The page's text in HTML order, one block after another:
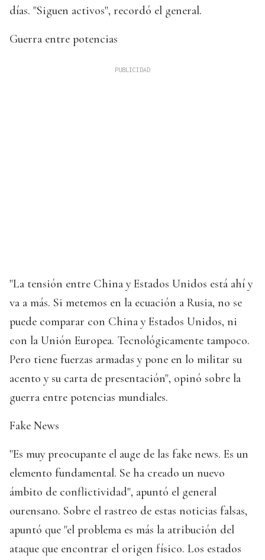
días. "Siguen activos", recordó el general.
Guerra entre potencias
"La tensión entre China y Estados Unidos está ahí y
va a más. Si metemos en la ecuación a Rusia, no se
puede comparar con China y Estados Unidos, ni
con la Unión Europea. Tecnológicamente tampoco.
Pero tiene fuerzas armadas y pone en lo militar su
acento y su carta de presentación", opinó sobre la
guerra entre potencias mundiales.
Fake News
"Es muy preocupante el auge de las fake news. Es un
elemento fundamental. Se ha creado un nuevo
ámbito de conflictividad", apuntó el general
ourensano. Sobre el rastreo de estas noticias falsas,
apuntó que "el problema es más la atribución del
ataque que encontrar el origen físico. Los estados